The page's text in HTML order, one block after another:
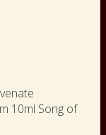
10ml Song of